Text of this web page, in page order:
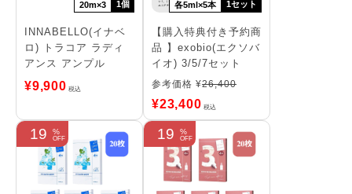
20m×3 1個
INNABELLO(イナベ
ロ) トラコア ラディ
アンス アンプル
¥9,900 税込
各5ml×5本 1セット
【購入特典付き予約商
品 】exobio(エクソバ
イオ) 3/5/7セット
参考価格 ¥26,400
¥23,400 税込
19 19